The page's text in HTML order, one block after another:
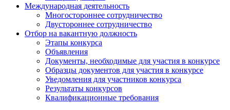
Международная деятельность
Многостороннее сотрудничество
Двустороннее сотрудничество
Отбор на вакантную должность
Этапы конкурса
Объявления
Документы, необходимые для участия в конкурсе
Образцы документов для участия в конкурсе
Уведомления для участников конкурса
Результаты конкурсов
Квалификационные требования